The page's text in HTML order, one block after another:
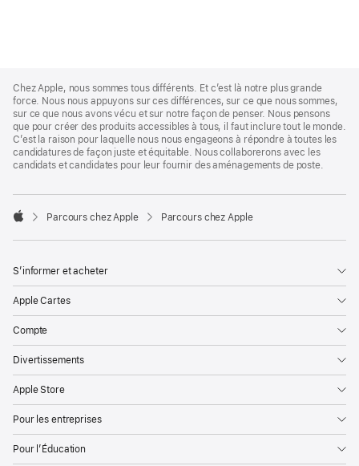
Footer
Chez Apple, nous sommes tous différents. Et c’est là notre plus grande
force. Nous nous appuyons sur ces différences, sur ce que nous sommes,
sur ce que nous avons vécu et sur notre façon de penser. Nous pensons
que pour créer des produits accessibles à tous, il faut inclure tout le monde.
C’est la raison pour laquelle nous nous engageons à répondre à toutes les
candidatures de façon juste et équitable. Nous collaborerons avec les
candidats et candidates pour leur fournir des aménagements de poste.

Parcours chez Apple Parcours chez Apple
S’informer et acheter
Apple Cartes
Compte
Divertissements
Apple Store
Pour les entreprises
Pour l’Éducation